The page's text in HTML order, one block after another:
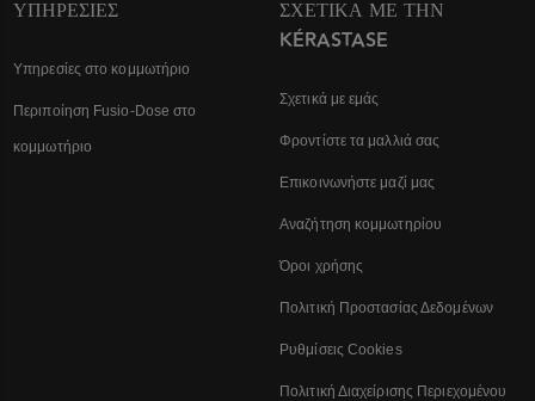
ΥΠΗΡΕΣΊΕΣ
Υπηρεσίες στο κομμωτήριο
Περιποίηση Fusio-Dose στο
κομμωτήριο
ΣΧΕΤΙΚΆ ΜΕ ΤΗΝ
KÉRASTASE
Σχετικά με εμάς
Φροντίστε τα μαλλιά σας
Επικοινωνήστε μαζί μας
Αναζήτηση κομμωτηρίου
Όροι χρήσης
Πολιτική Προστασίας Δεδομένων
Ρυθμίσεις Cookies
Πολιτική Διαχείρισης Περιεχομένου